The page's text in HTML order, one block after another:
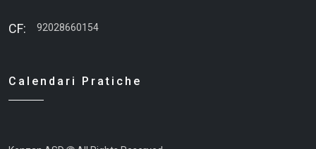
CF: 92028660154
Calendari Pratiche